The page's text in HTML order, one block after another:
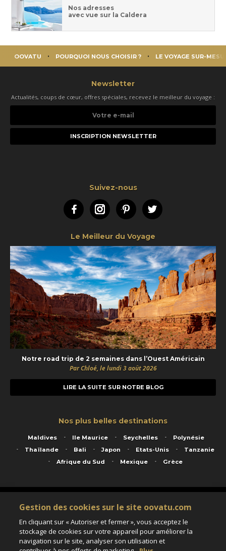
Nos adresses
avec vue sur la Caldera
OOVATU POURQUOI NOUS CHOISIR ? LE VOYAGE SUR-
Newsletter
Actualités, coups de cœur, offres spéciales, recevez le meilleur du voyage :
e-
Suivez-nous
FacebookInstagramPinterestTwitter
Le Meilleur du Voyage
Notre road trip de 2 semaines dans l’Ouest Américain
Par Chloé, le lundi 3 août 2026
LIRE LA SUITE SUR NOTRE BLOG
Nos plus belles destinations
Maldives Ile Maurice Seychelles
Polynésie
Thaïlande
Bali Japon Etats-Unis
Tanzanie
Afrique du Sud
Mexique Grèce
Service animé par Nautil Voyages - 22 rue Georges Picquart 75017 Paris - S.A.S
au capital de 155 696 euros - RCS Paris B 423 671 973 - Code APE 7911Z
Matricule Atout France IM075100020 - Garantie financière Groupama - Agrément IATA
Assurance responsabilité civile et professionnelle HISCOX RCP0081066
Gestion des cookies sur le site oovatu.com
En cliquant sur « Autoriser et fermer », vous acceptez le
stockage de cookies sur votre appareil pour améliorer la
navigation sur le site, analyser son utilisation et